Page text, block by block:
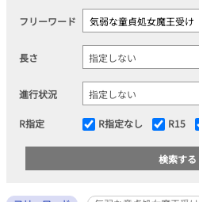
フリーワード
長さ
進行状況
R指定 R指定なし R15